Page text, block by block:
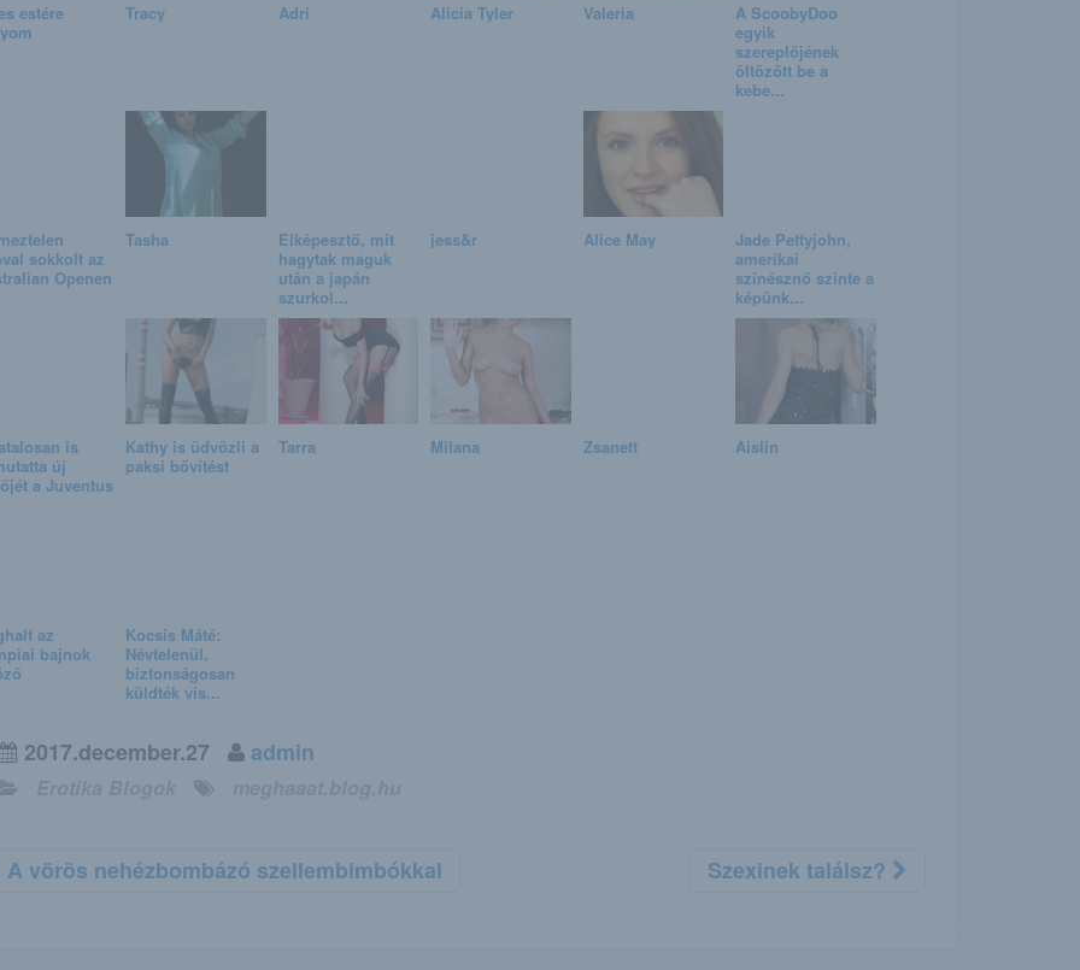
estére
Tracy Adri Alicia Tyler Valeria
A ScoobyDoo
egyik
szereplőjének
öltözött be a
kebe...
sokkolt az
Openen
Tasha
Elképesztő, mit
hagytak maguk
után a japán
szurkol...
jess&r Alice May
Jade Pettyjohn,
amerikai
színésznő szinte a
képünk...
is
új
a Juventus
Kathy is üdvözli a
paksi bővítést
Tarra Milana Zsanett Aislin
az
bajnok
Kocsis Máté:
Névtelenül,
biztonságosan
küldték vis...
2017.december.27 admin
A vörös nehézbombázó szellembimbókkal Szexinek találsz?